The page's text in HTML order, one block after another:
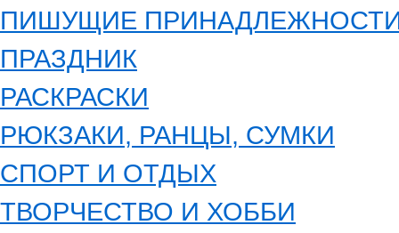
ПИШУЩИЕ
ПРАЗДНИК
РАСКРАСКИ
РЮКЗАКИ, РАНЦЫ, СУМКИ
СПОРТ И ОТДЫХ
ТВОРЧЕСТВО И ХОББИ